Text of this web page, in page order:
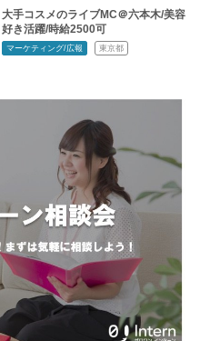
大手コスメのライブMC＠六本木/美容
好き活躍/時給2500可
マーケティング/広報 東京都